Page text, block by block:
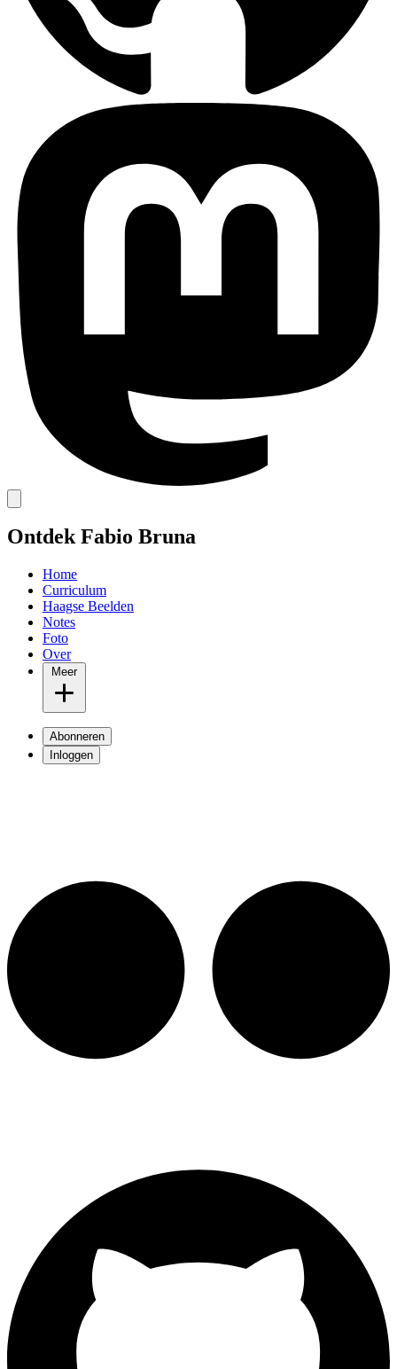
Ontdek Fabio Bruna
Home
Curriculum
Haagse Beelden
Notes
Foto
Over
Meer
Abonneren
Inloggen